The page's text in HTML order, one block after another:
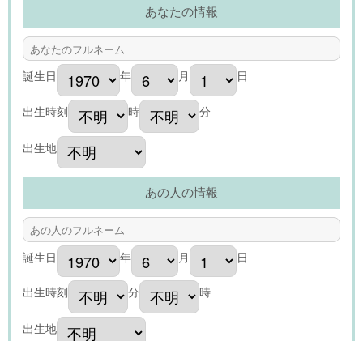
あなたの情報
誕生日 年 月 日
出生時刻 時 分
出生地
あの人の情報
誕生日 年 月 日
出生時刻 分 時
出生地